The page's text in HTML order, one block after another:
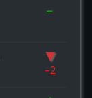
-
▼
-2